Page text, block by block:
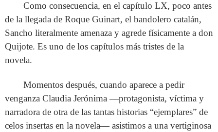
Como consecuencia, en el capítulo LX, poco antes
de la llegada de Roque Guinart, el bandolero catalán,
Sancho literalmente amenaza y agrede físicamente a don
Quijote. Es uno de los capítulos más tristes de la
novela.
Momentos después, cuando aparece a pedir
venganza Claudia Jerónima —protagonista, víctima y
narradora de otra de las tantas historias “ejemplares” de
celos insertas en la novela— asistimos a una vertiginosa